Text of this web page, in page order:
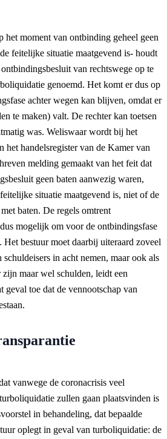
het moment van ontbinding geheel geen
feitelijke situatie maatgevend is- houdt
van rechtswege op te
genoemd. Het komt er dus op
achter wegen kan blijven, omdat er
te maken) valt. De rechter kan toetsen
was. Weliswaar wordt bij het
het handelsregister van de Kamer van
melding gemaakt van het feit dat
geen baten aanwezig waren,
situatie maatgevend is, niet of de
baten. De regels omtrent
mogelijk om voor de ontbindingsfase
bestuur moet daarbij uiteraard zoveel
in acht nemen, maar ook als
zijn maar wel schulden, leidt een
geval toe dat de vennootschap van
vanwege de coronacrisis veel
zullen gaan plaatsvinden is
in behandeling, dat bepaalde
oplegt in geval van turboliquidatie: de